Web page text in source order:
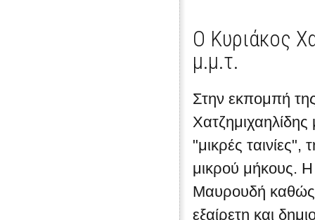
Ο Κυριάκος
μ.μ.τ.
Στην εκπομπή
Χατζημιχαηλίδης
"μικρές ταινίες",
μικρού μήκους.
Μαυρουδή καθώς
εξαίρετη και